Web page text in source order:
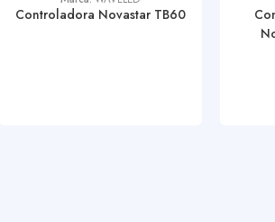
Controladora Novastar TB60